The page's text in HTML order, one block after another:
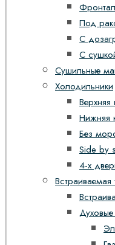
Под
С
С
Сушильные
Холодильники
Верхняя
Нижняя
Без
Side by
4-х
Встраиваемая